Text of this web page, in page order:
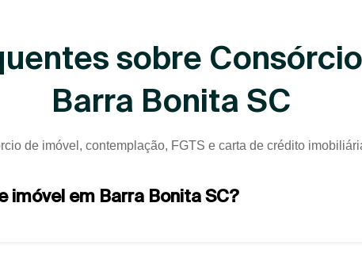
sobre
Barra Bonita SC
de imóvel, contemplação, FGTS e carta de crédito
imóvel em Barra Bonita SC?